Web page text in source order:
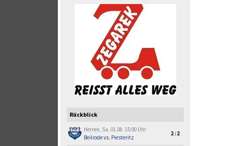
Rückblick
Herren, Sa. 01.08. 15:00 Uhr
Beilrodevs. Piesteritz
2:2